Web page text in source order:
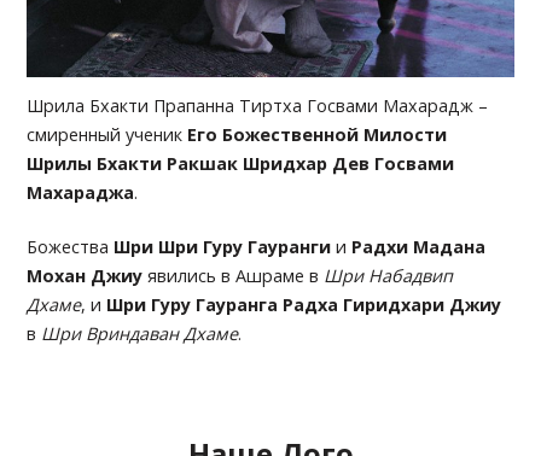
Шрила Бхакти Прапанна Тиртха Госвами Махарадж –
смиренный ученик Его Божественной Милости
Шрилы Бхакти Ракшак Шридхар Дев Госвами
Махараджа.
Божества Шри Шри Гуру Гаурангии Радхи Мадана
Мохан Джиуявились в Ашраме в Шри Набадвип
Дхаме, и Шри Гуру Гауранга Радха Гиридхари Джиу
в Шри Вриндаван Дхаме.